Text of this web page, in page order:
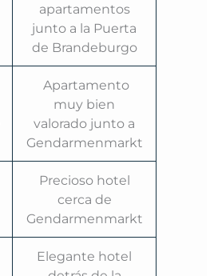
apartamentos
junto a la Puerta
de Brandeburgo
Apartamento
muy bien
valorado junto a
Gendarmenmarkt
Precioso hotel
cerca de
Gendarmenmarkt
Elegante hotel